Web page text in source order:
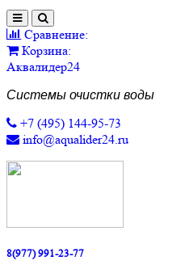
Сравнение:
Корзина:
Аквалидер24
Системы очистки воды
+7 (495) 144-95-73
info@aqualider24.ru
8(977) 991-23-77